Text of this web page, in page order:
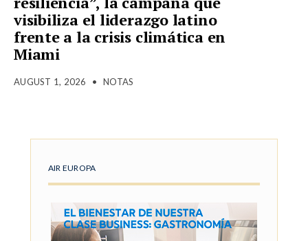
visibiliza el liderazgo latino
frente a la crisis climática en
Miami
AUGUST 1, 2026 • NOTAS
AIR EUROPA